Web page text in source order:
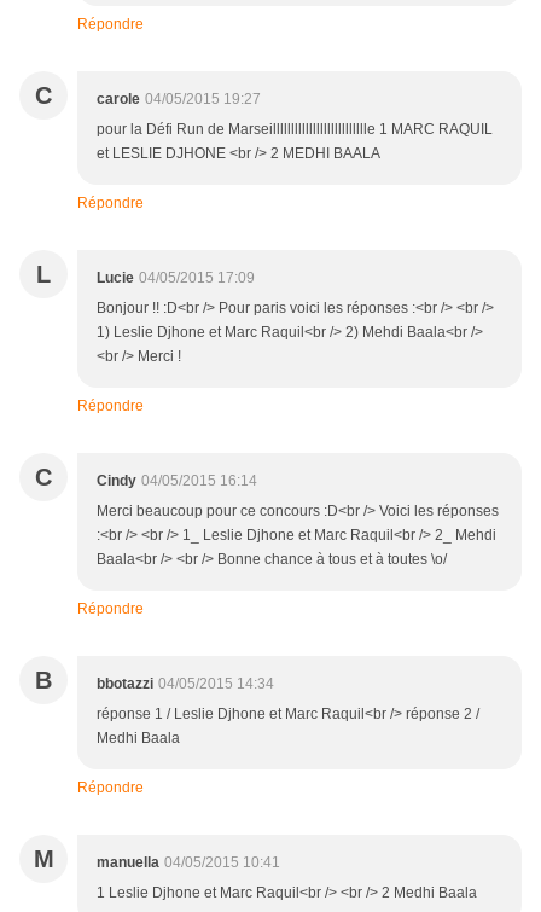
Répondre
C carole 04/05/2015 19:27
pour la Défi Run de Marseilllllllllllllllllllllllllle 1 MARC RAQUIL
et LESLIE DJHONE <br /> 2 MEDHI BAALA
Répondre
L Lucie 04/05/2015 17:09
Bonjour !! :D<br /> Pour paris voici les réponses :<br /> <br />
1) Leslie Djhone et Marc Raquil<br /> 2) Mehdi Baala<br />
<br /> Merci !
Répondre
C Cindy 04/05/2015 16:14
Merci beaucoup pour ce concours :D<br /> Voici les réponses
:<br /> <br /> 1_ Leslie Djhone et Marc Raquil<br /> 2_ Mehdi
Baala<br /> <br /> Bonne chance à tous et à toutes \o/
Répondre
B bbotazzi 04/05/2015 14:34
réponse 1 / Leslie Djhone et Marc Raquil<br /> réponse 2 /
Medhi Baala
Répondre
M manuella 04/05/2015 10:41
1 Leslie Djhone et Marc Raquil<br /> <br /> 2 Medhi Baala